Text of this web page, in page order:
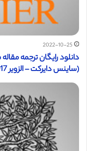
2022-10-25
دانلود رایگان ترجمه
(ساینس دایرکت – الزویر 2017)